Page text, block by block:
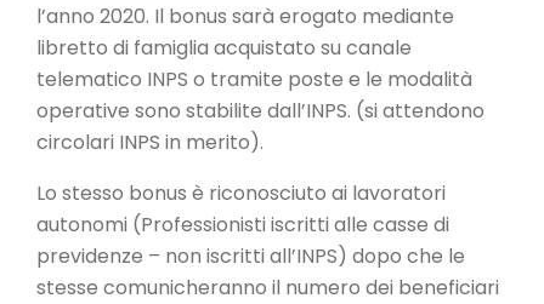
l’anno 2020. Il bonus sarà erogato mediante
libretto di famiglia acquistato su canale
telematico INPS o tramite poste e le modalità
operative sono stabilite dall’INPS. (si attendono
circolari INPS in merito).
Lo stesso bonus è riconosciuto ai lavoratori
autonomi (Professionisti iscritti alle casse di
previdenze – non iscritti all’INPS) dopo che le
stesse comunicheranno il numero dei beneficiari